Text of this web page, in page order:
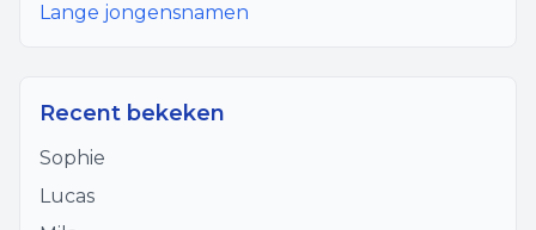
Lange jongensnamen
Recent bekeken
Sophie
Lucas